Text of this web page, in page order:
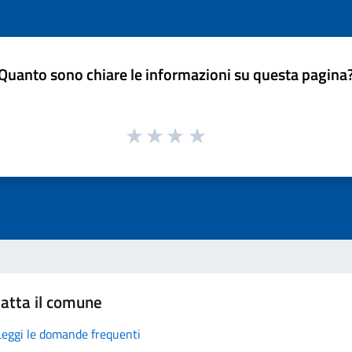
sono chiare le informazioni su questa
il comune
le domande frequenti